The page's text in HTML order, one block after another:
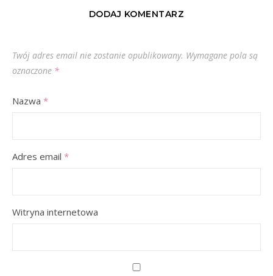
DODAJ KOMENTARZ
Twój adres email nie zostanie opublikowany. Wymagane pola są
oznaczone *
Nazwa *
Adres email *
Witryna internetowa